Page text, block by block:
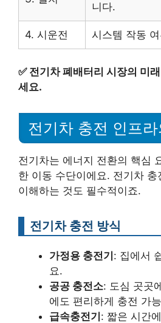
니다.
4. 시운전 시스템 작동
✅ 전기차 폐배터리 시장의 미
세요.
전기차 충전 인프
전기차는 에너지 전환의 핵심
한 이동 수단이에요. 전기차
이해하는 것도 필수적이죠.
전기차 충전 방식
가정용 충전기 : 집에서
요.
공공 충전소: 도심 곳곳
에도 편리하게 충전 가
급속충전기 : 짧은 시간